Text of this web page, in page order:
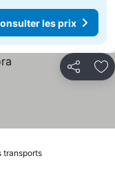
les prix
Partager
transportsConsulter les